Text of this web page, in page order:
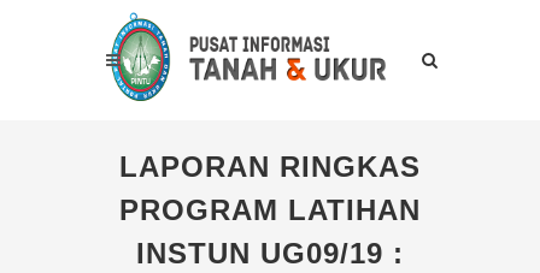
LAPORAN RINGKAS
PROGRAM LATIHAN
INSTUN UG09/19 :